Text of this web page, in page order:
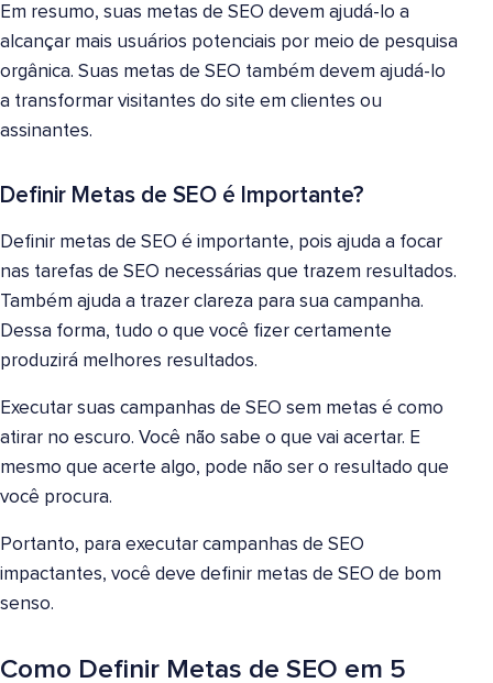
Em resumo, suas metas de SEO devem ajudá-lo a
alcançar mais usuários potenciais por meio de pesquisa
orgânica. Suas metas de SEO também devem ajudá-lo
a transformar visitantes do site em clientes ou
assinantes.
Definir Metas de SEO é Importante?
Definir metas de SEO é importante, pois ajuda a focar
nas tarefas de SEO necessárias que trazem resultados.
Também ajuda a trazer clareza para sua campanha.
Dessa forma, tudo o que você fizer certamente
produzirá melhores resultados.
Executar suas campanhas de SEO sem metas é como
atirar no escuro. Você não sabe o que vai acertar. E
mesmo que acerte algo, pode não ser o resultado que
você procura.
Portanto, para executar campanhas de SEO
impactantes, você deve definir metas de SEO de bom
senso.
Como Definir Metas de SEO em 5